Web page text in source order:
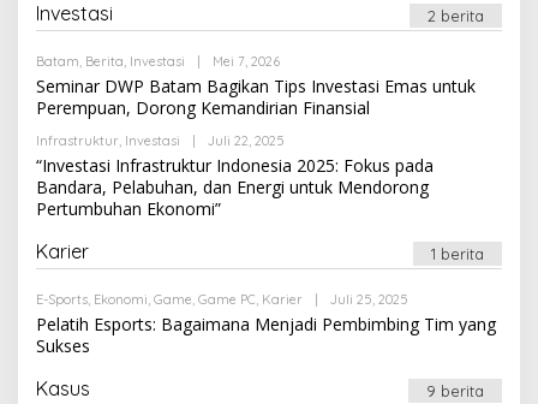
Investasi 2 berita
Batam, Berita, Investasi Mei 7, 2026Oleh
Seminar DWP Batam Bagikan Tips Investasi Emas untuk
Perempuan, Dorong Kemandirian Finansial
Infrastruktur, Investasi Juli 22, 2025
Newssportsaz_0q4zf1
“Investasi Infrastruktur Indonesia 2025: Fokus pada
Bandara, Pelabuhan, dan Energi untuk Mendorong
Pertumbuhan Ekonomi”
Karier 1 berita
E-Sports, Ekonomi, Game, Game PC, Karier Juli 25, 2025
Pelatih Esports: Bagaimana Menjadi Pembimbing Tim yang
Sukses
Kasus 9 berita